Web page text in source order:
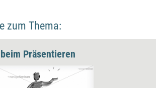
zum Thema:
Präsentieren